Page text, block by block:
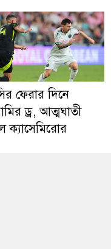
ফেরার দিনে
ড্র, আত্মঘাতী
ক্যাসেমিরোর